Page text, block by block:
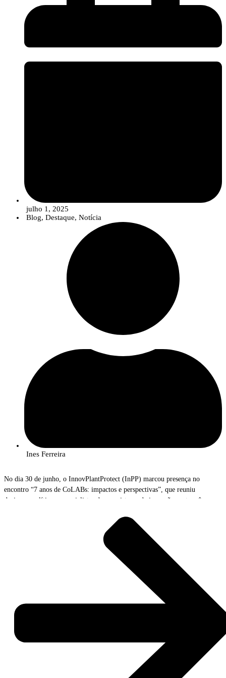
julho 1, 2025
Blog, Destaque, Notícia
Ines Ferreira
No dia 30 de junho, o InnovPlantProtect (InPP) marcou presença no
encontro “7 anos de CoLABs: impactos e perspectivas”, que reuniu
decisores políticos, especialistas do ecossistema de inovação português,
e os representantes dos 41 Laboratórios Colaborativos (CoLAB), no
Pavilhão do Conhecimento, em Lisboa.
O encontro, organizado pelo Fórum dos Laboratórios Colaborativos
(FCoLAB), teve como objetivo refletir sobre o impacto do trabalho
desenvolvido pelos diferentes CoLAB’s aos longos dos últimos 7 anos,
assim como abordar as perspetivas futuras e identificação de estratégias que
permitam potenciar o contributo da investigação científica e da inovação na
Esta iniciativa foi uma oportunidade para dar a conhecer os produtos,
anos, evidenciando o seu contributo para a inovação, a competitividade e a
sustentabilidade em diversos setores da economia. A aplicação lançada
recentemente pelo InPP, a iCountPests, que permite a contagem automática
de pragas a partir de imagens de armadilhas, reduzindo o tempo investido